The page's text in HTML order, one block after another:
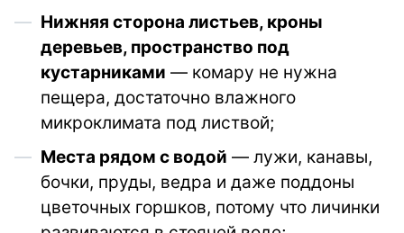
Нижняя сторона листьев, кроны
деревьев, пространство под
кустарниками — комару не нужна
пещера, достаточно влажного
микроклимата под листвой;
Места рядом с водой — лужи, канавы,
бочки, пруды, ведра и даже поддоны
цветочных горшков, потому что личинки